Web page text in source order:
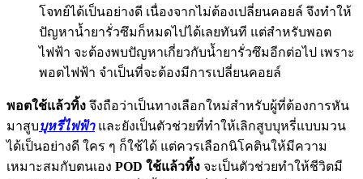
โจทย์ได้เป็นอย่างดี เนื่องจากไม่ต้องเปลี่ยนคอยล์ จึงทำให้
ปัญหาน้ำยารั่วซึมก็หมดไปได้เลยทันที แต่สำหรับพอต
ไฟฟ้า จะต้องพบปัญหาเกี่ยวกับน้ำยารั่วซึมอีกต่อไป เพราะ
พอตไฟฟ้า จำเป็นที่จะต้องมีการเปลี่ยนคอยล์
พอตใช้แล้วทิ้ง จึงถือว่าเป็นทางเลือกใหม่สำหรับผู้ที่ต้องการหัน
มาสูบบุหรี่ไฟฟ้าและยังเป็นตัวช่วยที่ทำให้เลิกสูบบุหรี่แบบมวน
ได้เป็นอย่างดี ใคร ๆ ก็ใช้ได้ แต่ควรเลือกนิโคตินให้มีความ
เหมาะสมกับตนเอง POD ใช้แล้วทิ้ง จะเป็นตัวช่วยทำให้ชีวิตมี